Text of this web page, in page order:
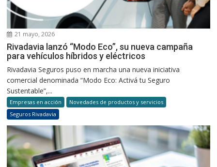
21 mayo, 2026
Rivadavia lanzó “Modo Eco”, su nueva campaña
para vehículos híbridos y eléctricos
Rivadavia Seguros puso en marcha una nueva iniciativa
comercial denominada “Modo Eco: Activá tu Seguro
Sustentable”,...
Empresas en acción
Novedades de productos y servicios
Seguros Rivadavia